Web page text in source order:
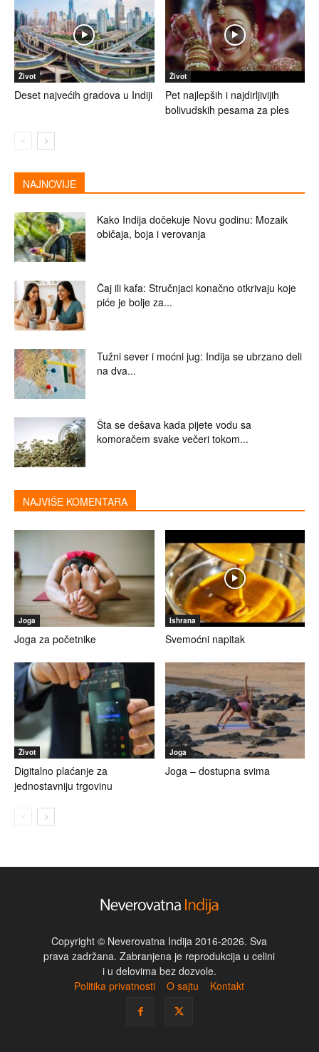
Život
Deset najvećih gradova u Indiji
Život
Pet najlepših i najdirljivijih
bolivudskih pesama za ples
NAJNOVIJE
Kako Indija dočekuje Novu godinu: Mozaik
običaja, boja i verovanja
Čaj ili kafa: Stručnjaci konačno otkrivaju koje
piće je bolje za...
Tužni sever i moćni jug: Indija se ubrzano deli
na dva...
Šta se dešava kada pijete vodu sa
komoračem svake večeri tokom...
NAJVIŠE KOMENTARA
Joga
Joga za početnike
Ishrana
Svemoćni napitak
Život
Digitalno plaćanje za
jednostavniju trgovinu
Joga
Joga – dostupna svima
Copyright © Neverovatna Indija 2016-2026. Sva
prava zadržana. Zabranjena je reprodukcija u celini
i u delovima bez dozvole.
Politika privatnosti
O sajtu Kontakt